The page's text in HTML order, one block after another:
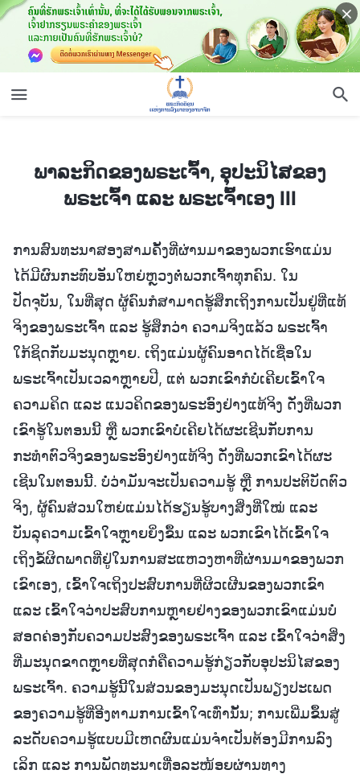
ພາລະກິດຂອງພຣະເຈົ້າ, ອຸປະນິໄສຂອງ
ພຣະເຈົ້າ ແລະ ພຣະເຈົ້າເອງ III
ການສົນທະນາສອງສາມຄັ້ງທີ່ຜ່ານມາຂອງພວກເຮົາແມ່ນ
ໄດ້ມີຜົນກະທົບອັນໃຫຍ່ຫຼວງຕໍ່ພວກເຈົ້າທຸກຄົນ. ໃນ
ປັດຈຸບັນ, ໃນທີ່ສຸດ ຜູ້ຄົນກໍສາມາດຮູ້ສຶກເຖິງການເປັນຢູ່ທີ່ແທ້
ຈິງຂອງພຣະເຈົ້າ ແລະ ຮູ້ສຶກວ່າ ຄວາມຈິງແລ້ວ ພຣະເຈົ້າ
ໃກ້ຊິດກັບມະນຸດຫຼາຍ. ເຖິງແມ່ນຜູ້ຄົນອາດໄດ້ເຊື່ອໃນ
ພຣະເຈົ້າເປັນເວລາຫຼາຍປີ, ແຕ່ ພວກເຂົາກໍບໍ່ເຄີຍເຂົ້າໃຈ
ຄວາມຄິດ ແລະ ແນວຄິດຂອງພຣະອົງຢ່າງແທ້ຈິງ ດັ່ງທີ່ພວກ
ເຂົາຮູ້ໃນຕອນນີ້ ຫຼື ພວກເຂົາບໍ່ເຄີຍໄດ້ຜະເຊີນກັບການ
ກະທຳຕົວຈິງຂອງພຣະອົງຢ່າງແທ້ຈິງ ດັ່ງທີ່ພວກເຂົາໄດ້ຜະ
ເຊີນໃນຕອນນີ້. ບໍ່ວ່າມັນຈະເປັນຄວາມຮູ້ ຫຼື ການປະຕິບັດຕົວ
ຈິງ, ຜູ້ຄົນສ່ວນໃຫຍ່ແມ່ນໄດ້ຮຽນຮູ້ບາງສິ່ງທີ່ໃໝ່ ແລະ
ບັນລຸຄວາມເຂົ້າໃຈຫຼາຍຍິ່ງຂຶ້ນ ແລະ ພວກເຂົາໄດ້ເຂົ້າໃຈ
ເຖິງຂໍ້ຜິດພາດທີ່ຢູ່ໃນການສະແຫວງຫາທີ່ຜ່ານມາຂອງພວກ
ເຂົາເອງ, ເຂົ້າໃຈເຖິງປະສົບການທີ່ຜິວເຜີນຂອງພວກເຂົາ
ແລະ ເຂົ້າໃຈວ່າປະສົບການຫຼາຍຢ່າງຂອງພວກເຂົາແມ່ນບໍ່
ສອດຄ່ອງກັບຄວາມປະສົງຂອງພຣະເຈົ້າ ແລະ ເຂົ້າໃຈວ່າສິ່ງ
ທີ່ມະນຸດຂາດຫຼາຍທີ່ສຸດກໍຄືຄວາມຮູ້ກ່ຽວກັບອຸປະນິໄສຂອງ
ພຣະເຈົ້າ. ຄວາມຮູ້ນີ້ໃນສ່ວນຂອງມະນຸດເປັນພຽງປະເພດ
ຂອງຄວາມຮູ້ທີ່ອີງຕາມການເຂົ້າໃຈເທົ່ານັ້ນ; ການເພີ່ມຂຶ້ນສູ່
ລະດັບຄວາມຮູ້ແບບມີເຫດຜົນແມ່ນຈຳເປັນຕ້ອງມີການລົງ
ເລິກ ແລະ ການພັດທະນາເທື່ອລະໜ້ອຍຜ່ານທາງ